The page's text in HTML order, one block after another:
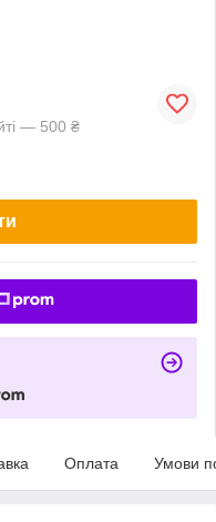
— 500 ₴
Оплата Умови